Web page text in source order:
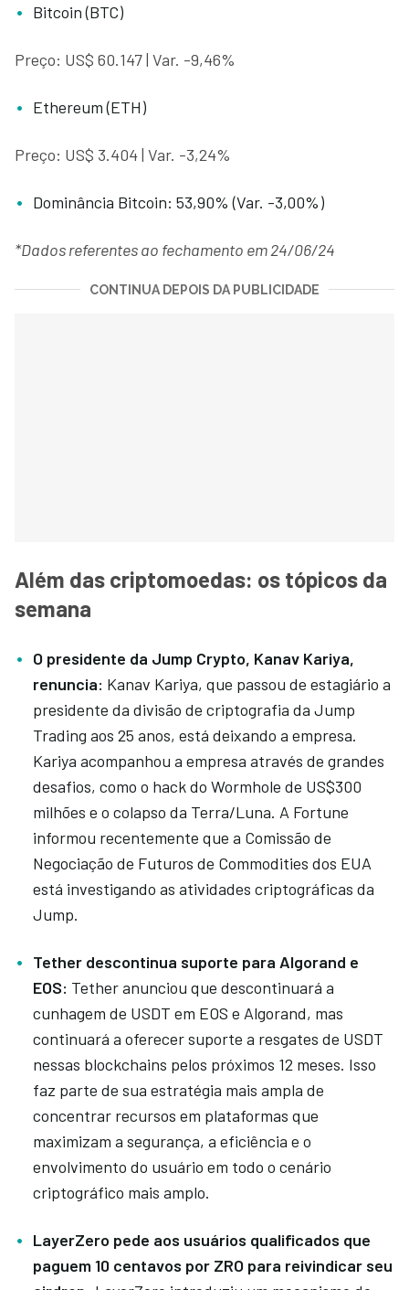
Bitcoin (BTC)
Preço: US$ 60.147 | Var. -9,46%
Ethereum (ETH)
Preço: US$ 3.404 | Var. -3,24%
Dominância Bitcoin: 53,90% (Var. -3,00%)
*Dados referentes ao fechamento em 24/06/24
CONTINUA DEPOIS DA PUBLICIDADE
Além das criptomoedas: os tópicos da
semana
O presidente da Jump Crypto, Kanav Kariya,
renuncia: Kanav Kariya, que passou de estagiário a
presidente da divisão de criptografia da Jump
Trading aos 25 anos, está deixando a empresa.
Kariya acompanhou a empresa através de grandes
desafios, como o hack do Wormhole de US$300
milhões e o colapso da Terra/Luna. A Fortune
informou recentemente que a Comissão de
Negociação de Futuros de Commodities dos EUA
está investigando as atividades criptográficas da
Jump.
Tether descontinua suporte para Algorand e
EOS: Tether anunciou que descontinuará a
cunhagem de USDT em EOS e Algorand, mas
continuará a oferecer suporte a resgates de USDT
nessas blockchains pelos próximos 12 meses. Isso
faz parte de sua estratégia mais ampla de
concentrar recursos em plataformas que
maximizam a segurança, a eficiência e o
envolvimento do usuário em todo o cenário
criptográfico mais amplo.
LayerZero pede aos usuários qualificados que
paguem 10 centavos por ZRO para reivindicar seu